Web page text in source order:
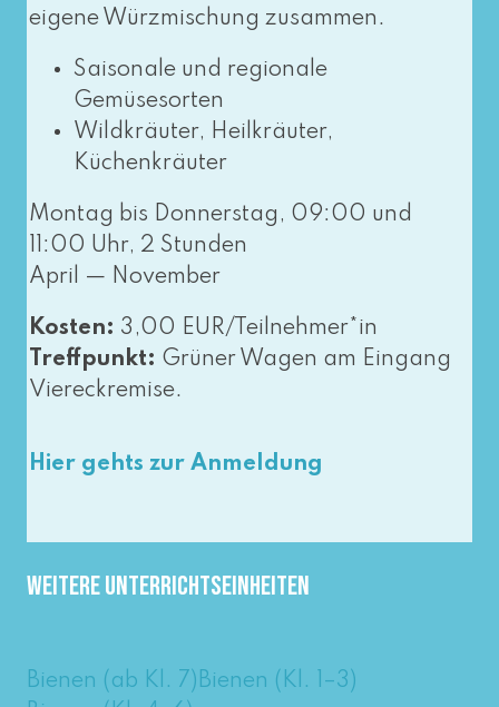
eige­ne Würzmischung zusammen.
Saisonale und regio­na­le
Gemüsesorten
Wildkräuter, Heilkräuter,
Küchenkräuter
Montag bis Donnerstag, 09:00 und
11:00 Uhr, 2 Stunden
April — November
Kosten: 3,00 EUR/Teilnehmer*in
Treffpunkt: Grüner Wagen am Eingang
Viereckremise.
Hier gehts zur Anmeldung
Weitere Unterrichtseinheiten
Bienen (ab Kl. 7) Bienen (Kl. 1–3)